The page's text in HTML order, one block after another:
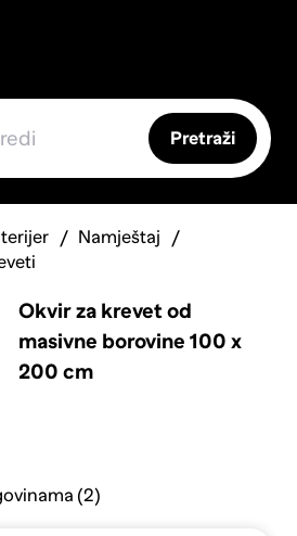
Pretraži
Namještaj
Okvir za krevet od
masivne borovine 100 x
200 cm
(2)